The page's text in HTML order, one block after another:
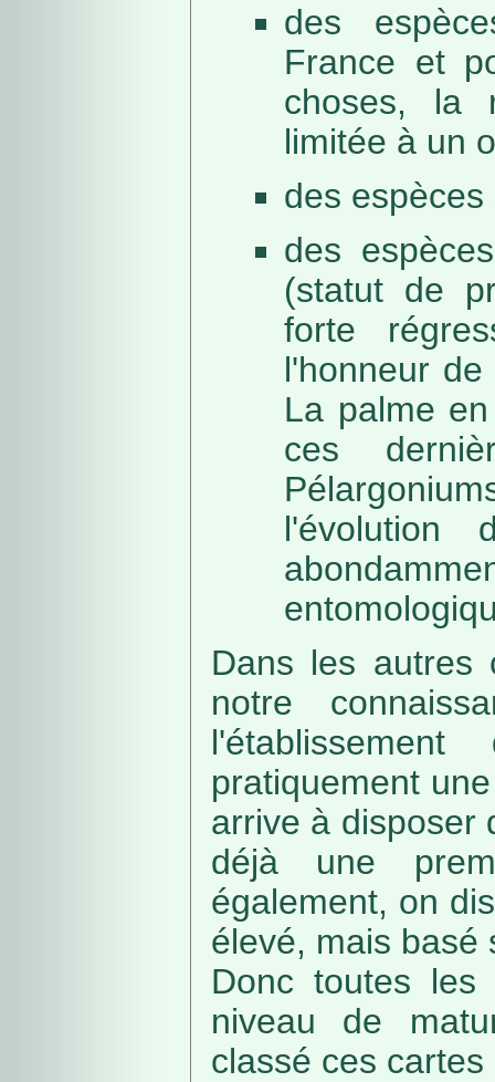
des
France et
choses, la
limitée à un
des
des
(statut de
forte
l'honneur
La palme
ces
l'évolution
Dans les autres
notre
pratiquement
arrive à disposer
déjà une
également, on
élevé, mais basé
Donc toutes
niveau de
classé ces